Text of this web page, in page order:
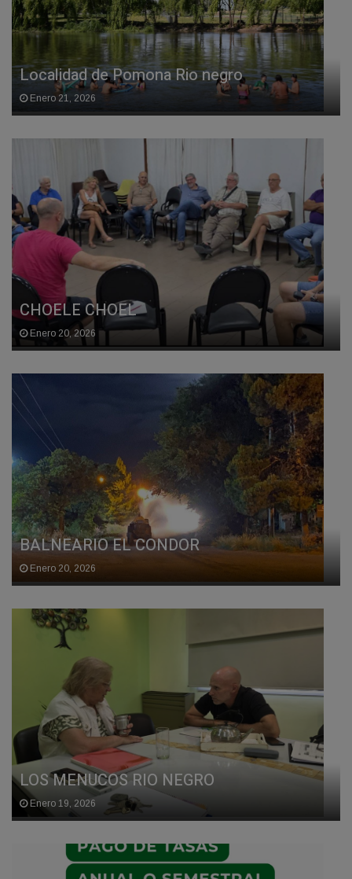
Localidad de Pomona Rio negro
Enero 21, 2026
CHOELE CHOEL
Enero 20, 2026
BALNEARIO EL CONDOR
Enero 20, 2026
LOS MENUCOS RIO NEGRO
Enero 19, 2026